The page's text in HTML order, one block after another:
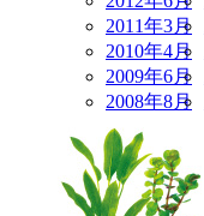
2011年3月
2010年4月
2009年6月
2008年8月